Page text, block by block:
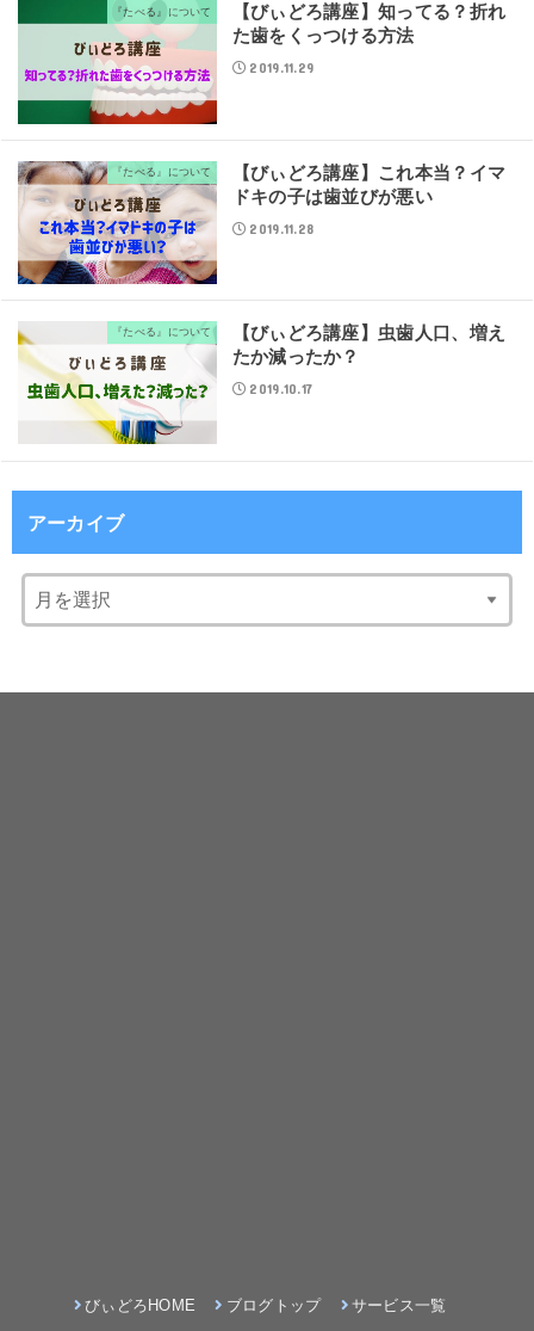
『たべる』について
【びぃどろ講座】知ってる？折れ
た歯をくっつける方法
2019.11.29
『たべる』について
【びぃどろ講座】これ本当？イマ
ドキの子は歯並びが悪い
2019.11.28
『たべる』について
【びぃどろ講座】虫歯人口、増え
たか減ったか？
2019.10.17
アーカイブ
びぃどろHOME ブログトップ サービス一覧